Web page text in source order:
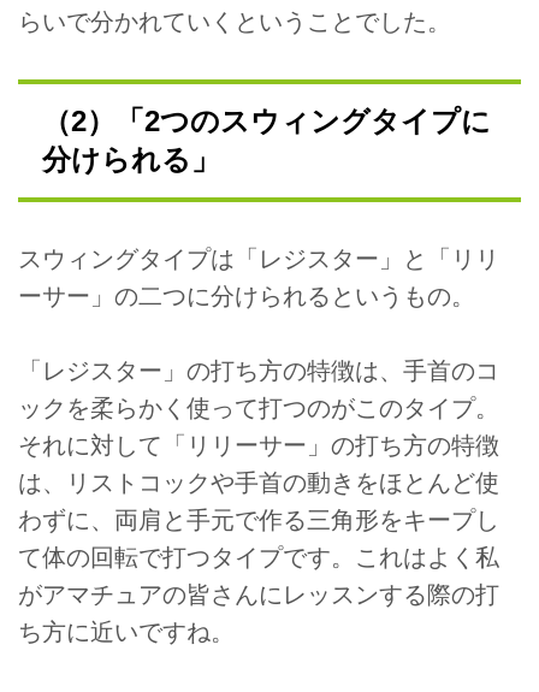
らいで分かれていくということでした。
（2）「2つのスウィングタイプに
分けられる」
スウィングタイプは「レジスター」と「リリ
ーサー」の二つに分けられるというもの。
「レジスター」の打ち方の特徴は、手首のコ
ックを柔らかく使って打つのがこのタイプ。
それに対して「リリーサー」の打ち方の特徴
は、リストコックや手首の動きをほとんど使
わずに、両肩と手元で作る三角形をキープし
て体の回転で打つタイプです。これはよく私
がアマチュアの皆さんにレッスンする際の打
ち方に近いですね。